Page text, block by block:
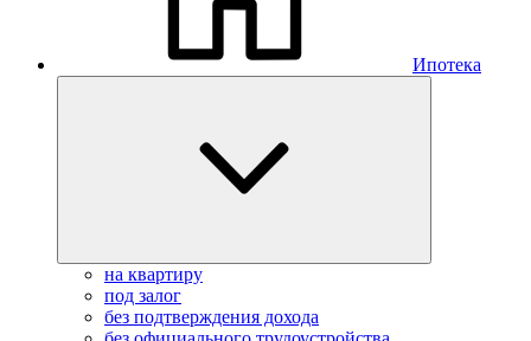
Ипотека
на квартиру
под залог
без подтверждения дохода